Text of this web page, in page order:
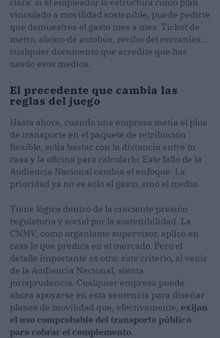
vinculado a movilidad sostenible, puede pedirte
que demuestres el gasto mes a mes. Ticket de
metro, abono de autobús, recibo del cercanías...
cualquier documento que acredite que has
usado esos medios.
El precedente que cambia las
reglas del juego
Hasta ahora, cuando una empresa metía el plus
de transporte en el paquete de retribución
flexible, solía bastar con la distancia entre tu
casa y la oficina para calcularlo. Este fallo de la
Audiencia Nacional cambia el enfoque. La
prioridad ya no es solo el gasto, sino el medio.
Tiene lógica dentro de la creciente presión
regulatoria y social por la sostenibilidad. La
CNMV, como organismo supervisor, aplicó en
casa lo que predica en el mercado. Pero el
detalle importante es otro: este criterio, al venir
de la Audiencia Nacional, sienta
jurisprudencia. Cualquier empresa puede
ahora apoyarse en esta sentencia para diseñar
planes de movilidad que, efectivamente, exijan
el uso comprobable del transporte público
para cobrar el complemento.